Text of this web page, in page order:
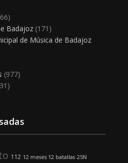
Badajoz(171)
de Música de Badajoz
(977)
112 12 meses 12 batallas 25N